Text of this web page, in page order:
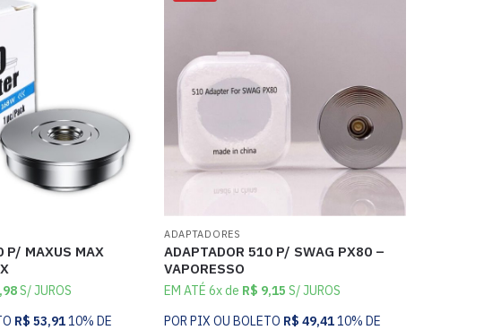
P/ MAXUS MAX
S/ JUROS
R$ 53,9110% DE
ADAPTADORES
ADAPTADOR 510 P/ SWAG PX80 –
VAPORESSO
EM ATÉ 6x de R$ 9,15 S/ JUROS
POR PIX OU BOLETO R$ 49,4110% DE